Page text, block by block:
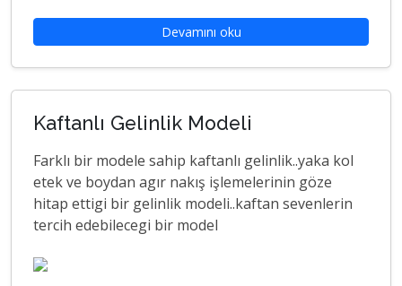
Devamını oku
Kaftanlı Gelinlik Modeli
Farklı bir modele sahip kaftanlı gelinlik..yaka kol
etek ve boydan agır nakış işlemelerinin göze
hitap ettigi bir gelinlik modeli..kaftan sevenlerin
tercih edebilecegi bir model